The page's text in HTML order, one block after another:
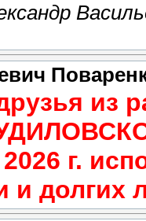
из
г.
и долгих